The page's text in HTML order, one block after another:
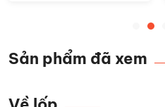
Sản phẩm đã xem